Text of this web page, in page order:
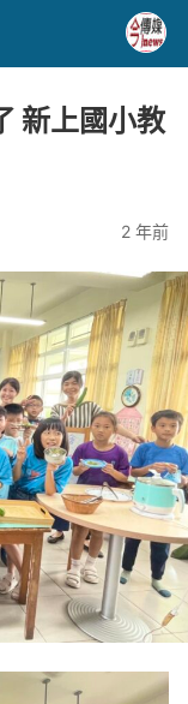
新上國小教
2 年前